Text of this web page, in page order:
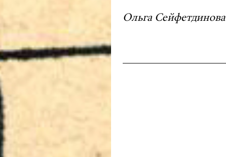
Ольга Сейфетдинова